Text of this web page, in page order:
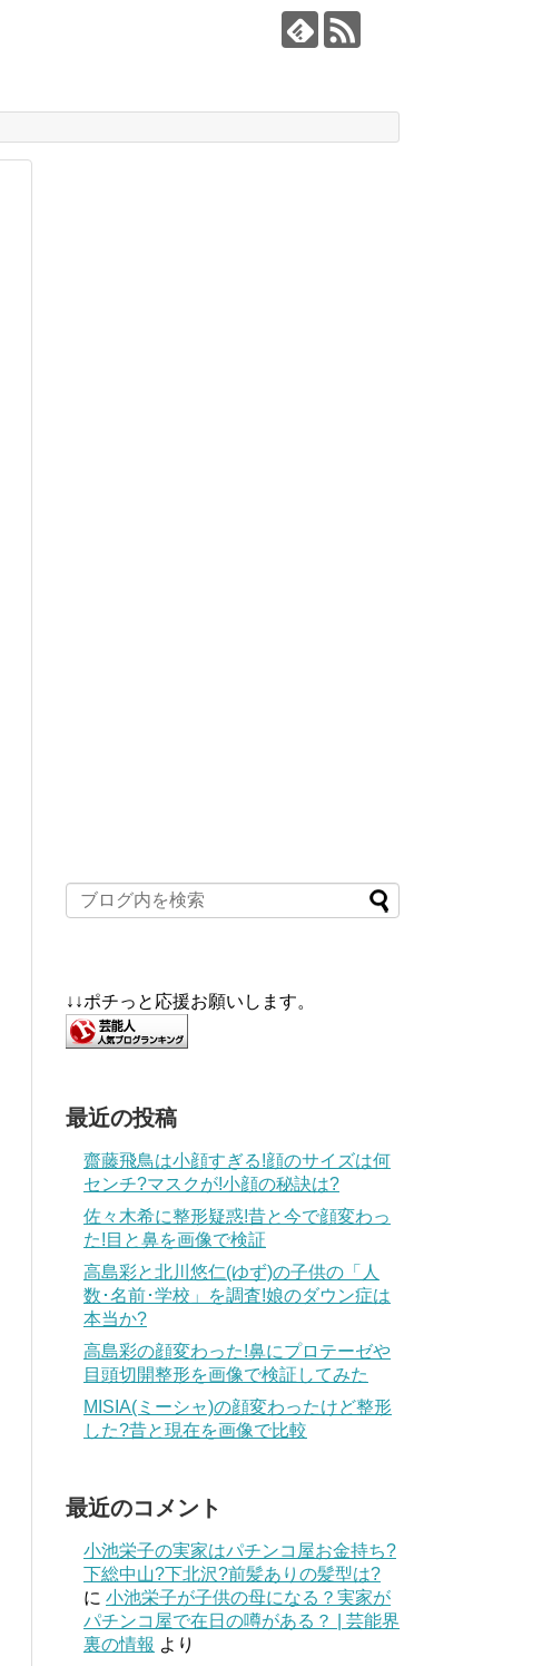
↓↓ポチっと応援お願いします。
最近の投稿
齋藤飛鳥は小顔すぎる!顔のサイズは何
センチ?マスクが!小顔の秘訣は?
佐々木希に整形疑惑!昔と今で顔変わっ
た!目と鼻を画像で検証
高島彩と北川悠仁(ゆず)の子供の「人
数･名前･学校」を調査!娘のダウン症は
本当か?
高島彩の顔変わった!鼻にプロテーゼや
目頭切開整形を画像で検証してみた
MISIA(ミーシャ)の顔変わったけど整形
した?昔と現在を画像で比較
最近のコメント
小池栄子の実家はパチンコ屋お金持ち?
下総中山?下北沢?前髪ありの髪型は?
に 小池栄子が子供の母になる？実家が
パチンコ屋で在日の噂がある？ | 芸能界
裏の情報 より